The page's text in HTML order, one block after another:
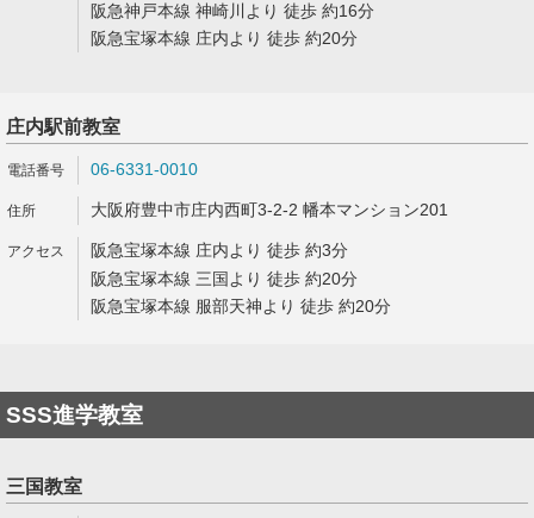
阪急神戸本線 神崎川より 徒歩 約16分
阪急宝塚本線 庄内より 徒歩 約20分
庄内駅前教室
06-6331-0010
大阪府豊中市庄内西町3-2-2 幡本マンション201
阪急宝塚本線 庄内より 徒歩 約3分
阪急宝塚本線 三国より 徒歩 約20分
阪急宝塚本線 服部天神より 徒歩 約20分
SSS進学教室
三国教室